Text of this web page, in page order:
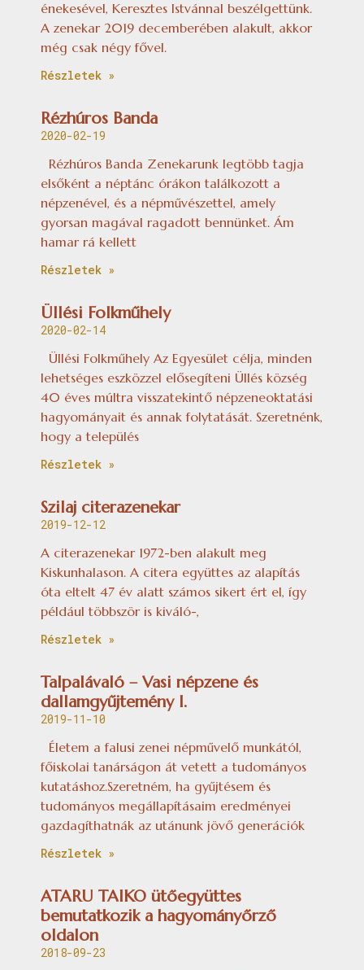
énekesével, Keresztes Istvánnal beszélgettünk.
A zenekar 2019 decemberében alakult, akkor
még csak négy fővel.
Részletek »
Rézhúros Banda
2020-02-19
Rézhúros Banda Zenekarunk legtöbb tagja
elsőként a néptánc órákon találkozott a
népzenével, és a népművészettel, amely
gyorsan magával ragadott bennünket. Ám
hamar rá kellett
Részletek »
Üllési Folkműhely
2020-02-14
Üllési Folkműhely Az Egyesület célja, minden
lehetséges eszközzel elősegíteni Üllés község
40 éves múltra visszatekintő népzeneoktatási
hagyományait és annak folytatását. Szeretnénk,
hogy a település
Részletek »
Szilaj citerazenekar
2019-12-12
A citerazenekar 1972-ben alakult meg
Kiskunhalason. A citera együttes az alapítás
óta eltelt 47 év alatt számos sikert ért el, így
például többször is kiváló-,
Részletek »
Talpalávaló – Vasi népzene és
dallamgyűjtemény I.
2019-11-10
Életem a falusi zenei népművelő munkától,
főiskolai tanárságon át vetett a tudományos
kutatáshoz.Szeretném, ha gyűjtésem és
tudományos megállapításaim eredményei
gazdagíthatnák az utánunk jövő generációk
Részletek »
ATARU TAIKO ütőegyüttes
bemutatkozik a hagyományőrző
oldalon
2018-09-23